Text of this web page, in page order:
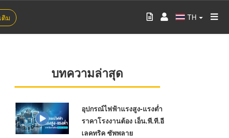
ติม TH
บทความล่าสุด
อุปกรณ์ไฟฟ้าแรงสูง-แรงต่ำ
ราคาโรงงานต้อง เอ็น.พี.ที.อี
เลคทริค ซัพพลาย